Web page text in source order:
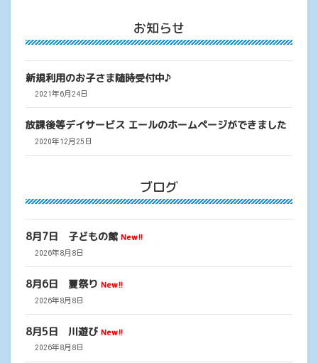
お知らせ
新規利用のお子さま随時受付中♪
2021年6月24日
放課後等デイサービス エールのホームページができました
2020年12月25日
ブログ
8月7日 子どもの館 New!!
2026年8月8日
8月6日 夏祭り New!!
2026年8月8日
8月5日 川遊び New!!
2026年8月8日